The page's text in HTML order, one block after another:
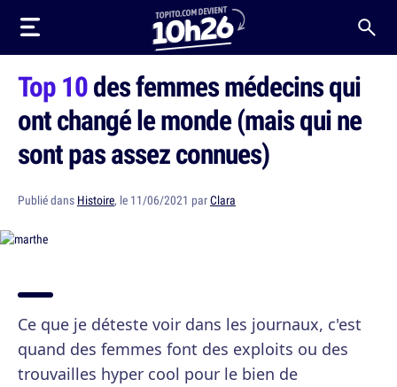
Top 10des femmes médecins qui
ont changé le monde (mais qui ne
sont pas assez connues)
Publié dans Histoire, le 11/06/2021 parClara
Ce que je déteste voir dans les journaux, c'est
quand des femmes font des exploits ou des
trouvailles hyper cool pour le bien de